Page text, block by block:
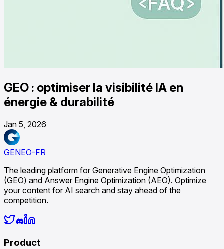
GEO : optimiser la visibilité IA en
énergie & durabilité
Jan 5, 2026
GENEO-FR
The leading platform for Generative Engine Optimization
(GEO) and Answer Engine Optimization (AEO). Optimize
your content for AI search and stay ahead of the
competition.
Product